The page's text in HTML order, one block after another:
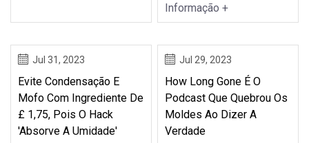
Informação +
Jul 31, 2023
Evite Condensação E
Mofo Com Ingrediente De
£ 1,75, Pois O Hack
'absorve A Umidade'
Jul 29, 2023
How Long Gone É O
Podcast Que Quebrou Os
Moldes Ao Dizer A
Verdade